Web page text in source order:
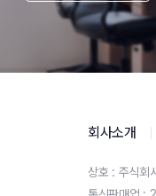
회사소개
상호 : 주식회